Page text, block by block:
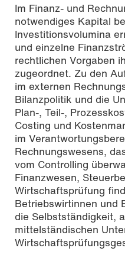
Im Finanz- und
notwendiges Kapital
Investitionsvolumina
und einzelne
rechtlichen Vorgaben
zugeordnet. Zu den
im externen
Bilanzpolitik und die
Plan-, Teil-,
Costing und
im
Rechnungswesens,
vom Controlling
Finanzwesen,
Wirtschaftsprüfung
Betriebswirtinnen und
die Selbstständigkeit,
mittelständischen